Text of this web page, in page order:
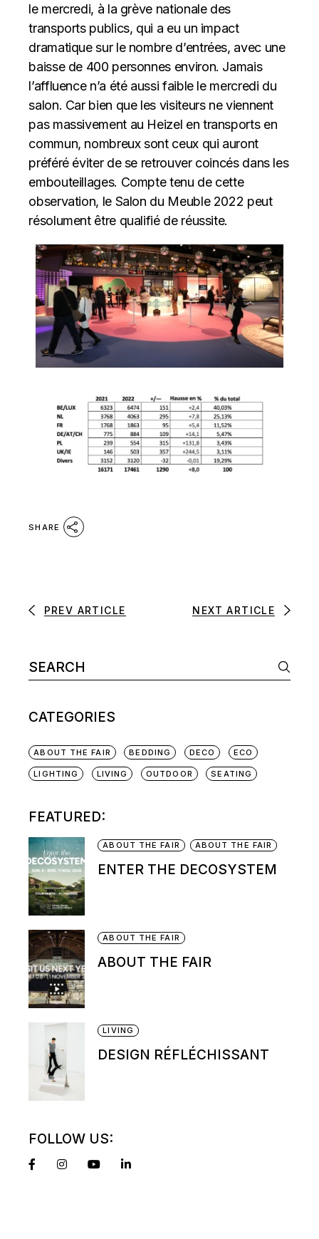
le mercredi, à la grève nationale des
transports publics, qui a eu un impact
dramatique sur le nombre d’entrées, avec une
baisse de 400 personnes environ. Jamais
l’affluence n’a été aussi faible le mercredi du
salon. Car bien que les visiteurs ne viennent
pas massivement au Heizel en transports en
commun, nombreux sont ceux qui auront
préféré éviter de se retrouver coincés dans les
embouteillages. Compte tenu de cette
observation, le Salon du Meuble 2022 peut
résolument être qualifié de réussite.
SHARE
PREV ARTICLE NEXT ARTICLE
CATEGORIES
ABOUT THE FAIR BEDDING DECO ECO
LIGHTING LIVING OUTDOOR SEATING
FEATURED:
ABOUT THE FAIR ABOUT THE FAIR
ENTER THE DECOSYSTEM
ABOUT THE FAIR
ABOUT THE FAIR
LIVING
DESIGN RÉFLÉCHISSANT
FOLLOW US: